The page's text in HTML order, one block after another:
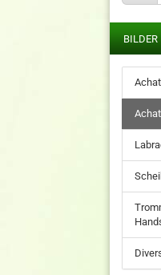
BILDER
Achat